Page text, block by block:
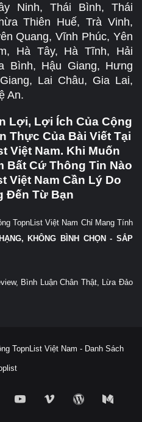
Ninh, Thái Bình, Thái
Thiên Huế, Trà Vinh,
Quang, Vĩnh Phúc, Yên
Hà Tây, Hà Tĩnh, Hải
Bình, Hậu Giang, Hưng
Lai Châu, Gia Lai,
An.
Lợi, Lợi Ích Của Cộng
Thực Của Bài Viết Tại
Việt Nam. Khi Muốn
Bất Cứ Thông Tin Nào
Việt Nam Cần Lý Do
Đến Từ Bạn
TopnList Việt Nam Chỉ Mang Tính
KHÔNG BÌNH CHỌN - SẮP
Bình Luận Chân Thật, Lừa Đảo
TopnList Việt Nam - Danh Sách
YouTubeVimeo WordPress